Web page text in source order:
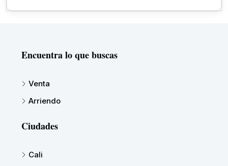
Encuentra lo que buscas
Venta
Arriendo
Ciudades
Cali